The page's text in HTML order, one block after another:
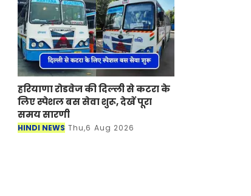
हरियाणा रोडवेज की दिल्ली से कटरा के
लिए स्पेशल बस सेवा शुरू, देखें पूरा
समय सारणी
HINDI NEWS Thu,6 Aug 2026